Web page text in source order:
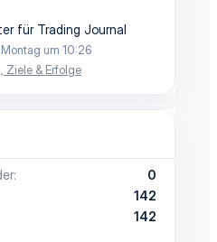
für Trading Journal
Montag um 10:26
Ziele & Erfolge
0
142
142